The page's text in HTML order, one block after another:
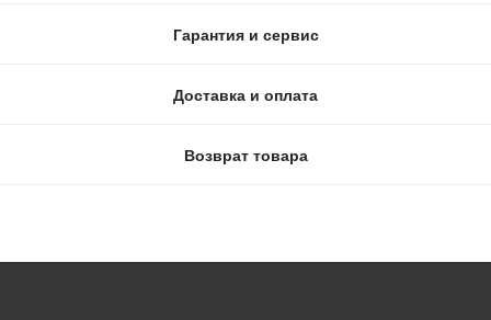
Гарантия и сервис
Доставка и оплата
Возврат товара